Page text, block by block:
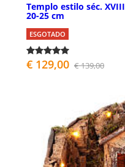
Templo estilo séc.
20-25 cm
ESGOTADO
€ 129,00 € 139,00